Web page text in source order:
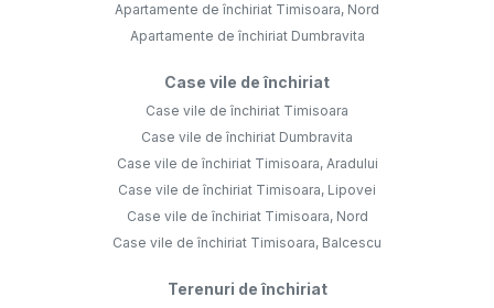
Apartamente de închiriat Timisoara, Nord
Apartamente de închiriat Dumbravita
Case vile de închiriat
Case vile de închiriat Timisoara
Case vile de închiriat Dumbravita
Case vile de închiriat Timisoara, Aradului
Case vile de închiriat Timisoara, Lipovei
Case vile de închiriat Timisoara, Nord
Case vile de închiriat Timisoara, Balcescu
Terenuri de închiriat